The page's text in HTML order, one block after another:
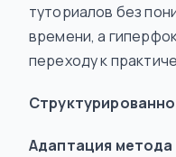
туториалов без
времени, а
переходу к
Адаптация